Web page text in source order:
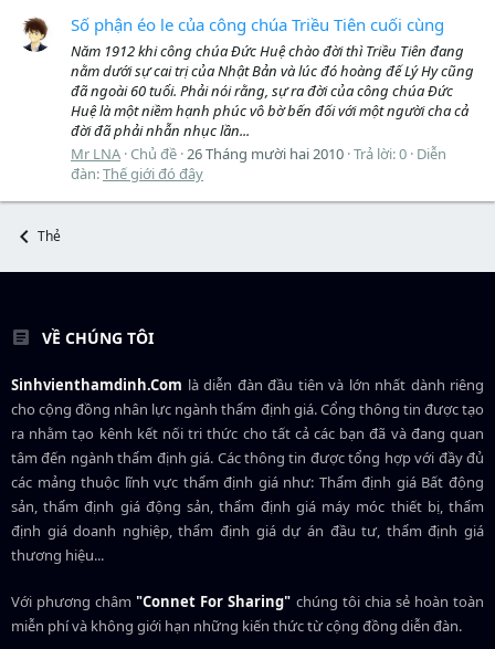
Số phận éo le của công chúa Triều Tiên cuối cùng
Năm 1912 khi công chúa Đức Huệ chào đời thì Triều Tiên đang
nằm dưới sự cai trị của Nhật Bản và lúc đó hoàng đế Lý Hy cũng
đã ngoài 60 tuổi. Phải nói rằng, sự ra đời của công chúa Đức
Huệ là một niềm hạnh phúc vô bờ bến đối với một người cha cả
đời đã phải nhẫn nhục lần...
Mr LNA Chủ đề 26 Tháng mười hai 2010 Trả lời: 0 Diễn
đàn:Thế giới đó đây
Thẻ
VỀ CHÚNG TÔI
Sinhvienthamdinh.Com là diễn đàn đầu tiên và lớn nhất dành riêng
cho cộng đồng nhân lực ngànhthẩm định giá. Cổng thông tin được tạo
ra nhằm tạo kênh kết nối tri thức cho tất cả các bạn đã và đang quan
tâm đến ngành thẩm định giá. Các thông tin được tổng hợp với đầy đủ
các mảng thuộc lĩnh vực thẩm định giá như: Thẩm định giá Bất động
sản, thẩm định giá động sản, thẩm định giá máy móc thiết bị, thẩm
định giá doanh nghiệp, thẩm định giá dự án đầu tư, thẩm định giá
thương hiệu...
Với phương châm"Connet For Sharing" chúng tôi chia sẻ hoàn toàn
miễn phí và không giới hạn những kiến thức từ cộng đồng diễn đàn.